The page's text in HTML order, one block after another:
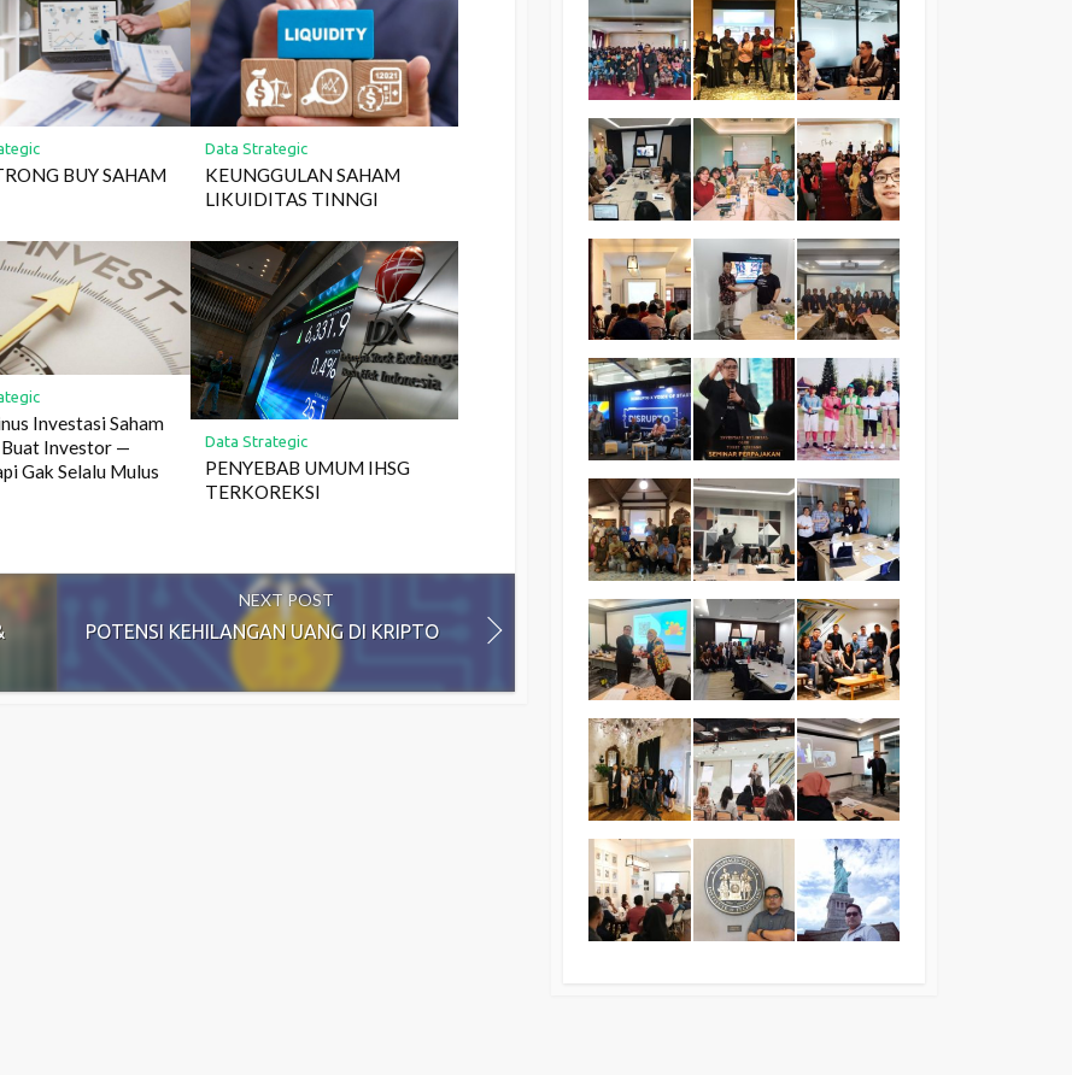
BUY SAHAM
Data Strategic
KEUNGGULAN SAHAM
LIKUIDITAS TINNGI
Investasi Saham
Buat Investor —
Gak Selalu Mulus
Data Strategic
PENYEBAB UMUM IHSG
TERKOREKSI
NEXT POST
POTENSI KEHILANGAN UANG DI KRIPTO